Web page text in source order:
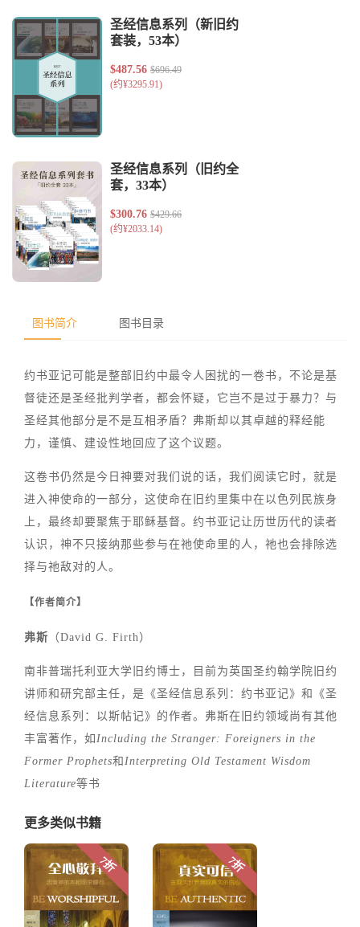
图书简介 图书目录
约书亚记可能是整部旧约中最令人困扰的一卷书，不论是基
督徒还是圣经批判学者，都会怀疑，它岂不是过于暴力？与
圣经其他部分是不是互相矛盾？弗斯却以其卓越的释经能
力，谨慎、建设性地回应了这个议题。
这卷书仍然是今日神要对我们说的话，我们阅读它时，就是
进入神使命的一部分，这使命在旧约里集中在以色列民族身
上，最终却要聚焦于耶稣基督。约书亚记让历世历代的读者
认识，神不只接纳那些参与在祂使命里的人，祂也会排除选
择与祂敌对的人。
【作者简介】
弗斯 （David G. Firth）
南非普瑞托利亚大学旧约博士，目前为英国圣约翰学院旧约
讲师和研究部主任，是《圣经信息系列：约书亚记》和《圣
经信息系列：以斯帖记》的作者。弗斯在旧约领域尚有其他
丰富著作，如 Including the Stranger: Foreigners in the
Former Prophets和 Interpreting Old Testament Wisdom
Literature等书
更多类似书籍